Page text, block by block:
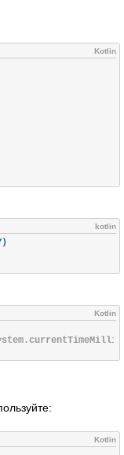
Kotlin
kotlin
)
Kotlin
Kotlin